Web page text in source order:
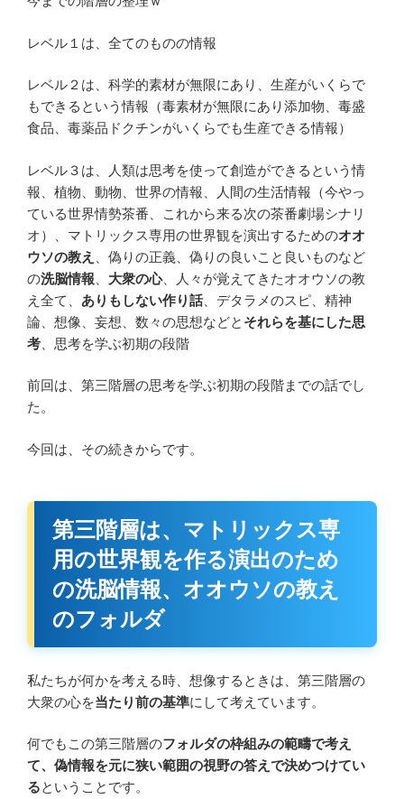
レベル１は、全てのものの情報
レベル２は、科学的素材が無限にあり、生産がいくらで
もできるという情報（毒素材が無限にあり添加物、毒盛
食品、毒薬品ドクチンがいくらでも生産できる情報）
レベル３は、人類は思考を使って創造ができるという情
報、植物、動物、世界の情報、人間の生活情報（今やっ
ている世界情勢茶番、これから来る次の茶番劇場シナリ
オ）、マトリックス専用の世界観を演出するためのオオ
ウソの教え
、偽りの正義、偽りの良いこと良いものなど
の洗脳情報 大衆の心、人々が覚えてきたオオウソの教
え全て、 ありもしない作り話、デタラメのスピ、精神
論、想像、妄想、数々の思想などと それらを基にした思
考 、思考を学ぶ初期の段階
前回は、第三階層の思考を学ぶ初期の段階までの話でし
た。
今回は、その続きからです。
第三階層は、マトリックス専
用の世界観を作る演出のため
の洗脳情報、オオウソの教え
のフォルダ
私たちが何かを考える時、想像するときは、第三階層の
大衆の心を当たり前の基準にして考えています。
何でもこの第三階層のフォルダの枠組みの範疇で考え
て、偽情報を元に狭い範囲の視野の答えで決めつけてい
るということです。